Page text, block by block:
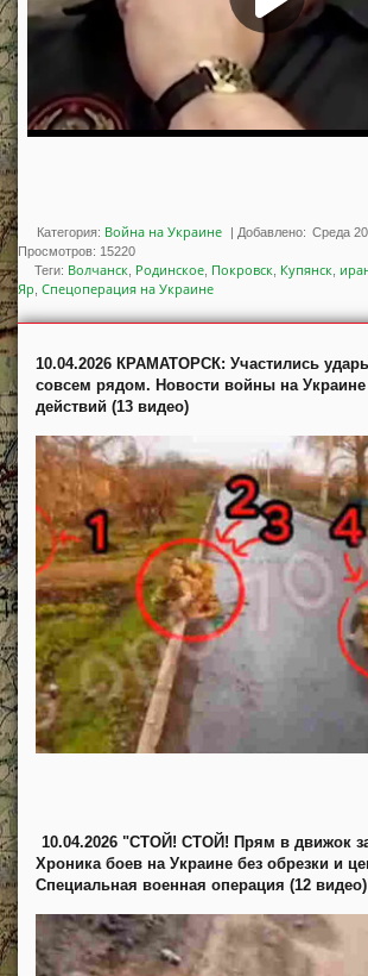
Категория: Война на Украине | Добавлено: Среда
Просмотров: 15220
Теги: Волчанск Родинское Покровск Купянск
Яр Спецоперация на Украине
10.04.2026 КРАМАТОРСК: Участились
совсем рядом. Новости войны на
действий (13 видео)
10.04.2026 "СТОЙ! СТОЙ! Прям в движок
Хроника боев на Украине без обрезки и
Специальная военная операция (12 видео)